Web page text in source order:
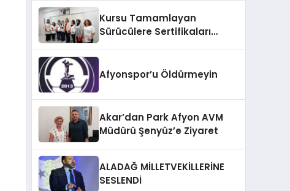
Kursu Tamamlayan
Sürücülere Sertifikaları
Afyonspor’u Öldürmeyin
Akar’dan Park Afyon AVM
Müdürü Şenyüz’e Ziyaret
ALADAĞ MİLLETVEKİLLERİNE
SESLENDİ